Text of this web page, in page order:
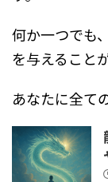
何か一つでも
を与えること
あなたに全て